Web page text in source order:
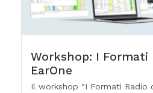
Workshop: I Formati
EarOne
Il workshop "I Formati Radio